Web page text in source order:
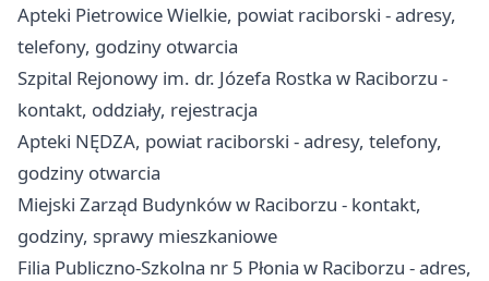
Apteki Pietrowice Wielkie, powiat raciborski - adresy,
telefony, godziny otwarcia
Szpital Rejonowy im. dr. Józefa Rostka w Raciborzu -
kontakt, oddziały, rejestracja
Apteki NĘDZA, powiat raciborski - adresy, telefony,
godziny otwarcia
Miejski Zarząd Budynków w Raciborzu - kontakt,
godziny, sprawy mieszkaniowe
Filia Publiczno-Szkolna nr 5 Płonia w Raciborzu - adres,